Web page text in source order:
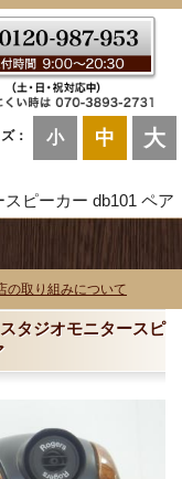
： 小 中 大
ピーカー db101 ペア
の取り組みについて
タジオモニタースピ